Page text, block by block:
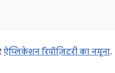
ऐप्लिकेशन रिपॉज़िटरी का नमूना.